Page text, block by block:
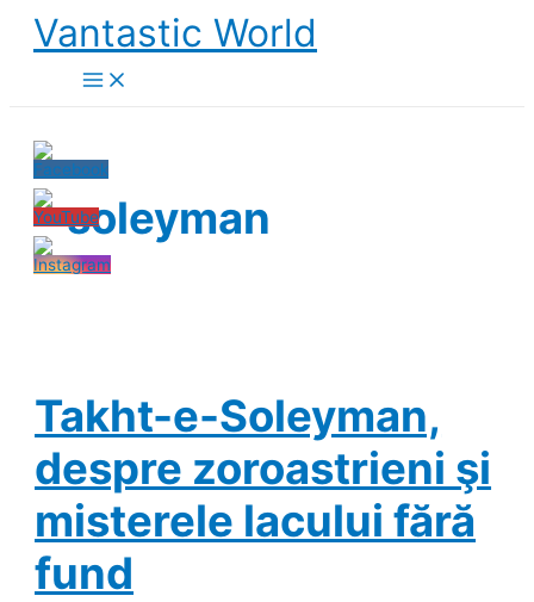
Skip
content
Vantastic World
soleyman
Takht-e-Soleyman,
despre zoroastrieni şi
misterele lacului fără
fund